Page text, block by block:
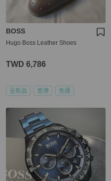
BOSS
Hugo Boss Leather Shoes
TWD 6,786
全新品 香港 免運